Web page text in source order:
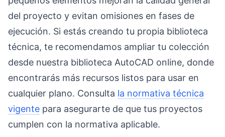
del proyecto y evitan omisiones en fases de
ejecución. Si estás creando tu propia biblioteca
técnica, te recomendamos ampliar tu colección
desde nuestra biblioteca AutoCAD online, donde
encontrarás más recursos listos para usar en
cualquier plano. Consulta la normativa técnica
vigente para asegurarte de que tus proyectos
cumplen con la normativa aplicable.